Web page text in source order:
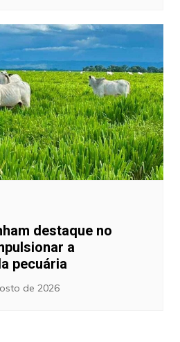
destaque no
a
pecuária
de 2026